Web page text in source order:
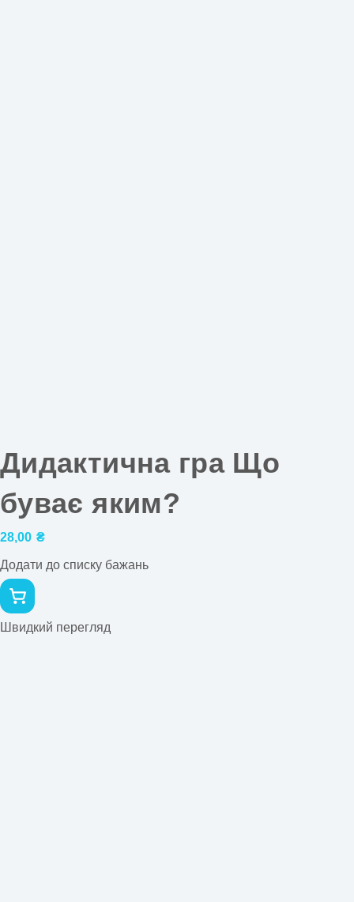
Дидактична гра Що
буває яким?
28,00 ₴
Додати до списку бажань
Швидкий перегляд